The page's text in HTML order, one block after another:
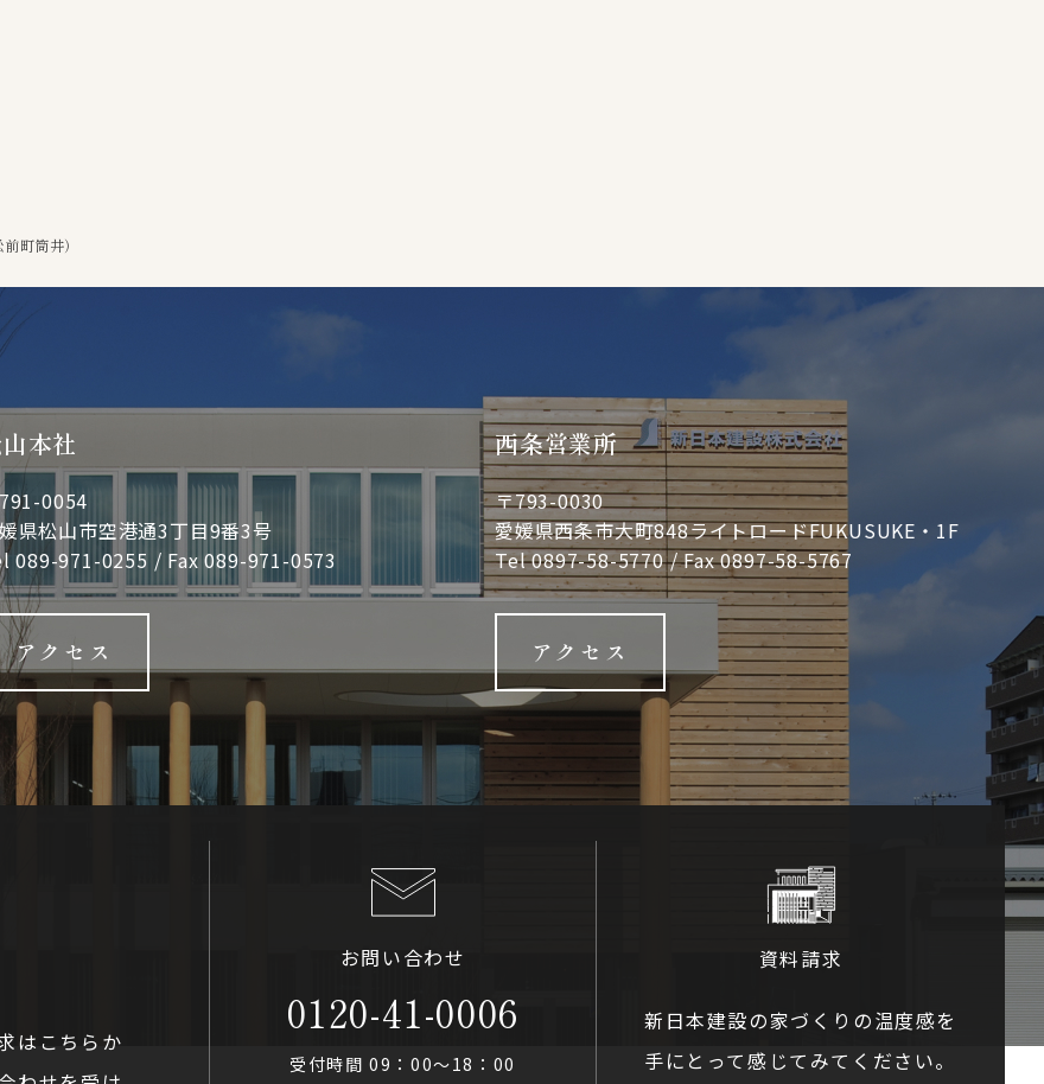
町筒井）
本社
0054
県松山市空港通3丁目9番3号
089-971-0255 / Fax 089-971-0573
アクセス
西条営業所
〒793-0030
愛媛県西条市大町848ライトロードFUKUSUKE・1F
Tel0897-58-5770/ Fax 0897-58-5767
アクセス
はこちらか
お問い合わせ
0120-41-0006
受付時間 09：00〜18：00
資料請求
新日本建設の家づくりの温度感を
手にとって感じてみてください。